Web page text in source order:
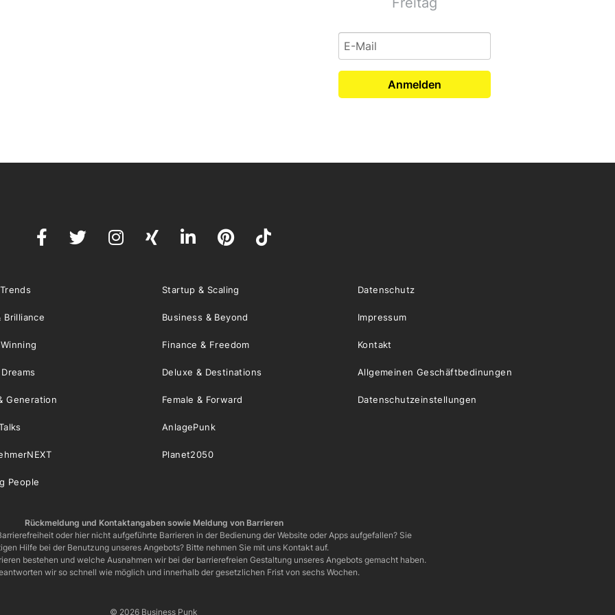
Anmelden
Startup & Scaling
Brilliance Business & Beyond
Finance & Freedom
Deluxe & Destinations
Generation Female & Forward
AnlagePunk
Planet2050
People
Datenschutz
Impressum
Kontakt
Allgemeinen Geschäftbedinungen
Datenschutzeinstellungen
Rückmeldung und Kontaktangaben sowie Meldung von Barrieren
oder hier nicht aufgeführte Barrieren in der Bedienung der Website oder Apps aufgefallen? Sie
Hilfe bei der Benutzung unseres Angebots? Bitte nehmen Sie mit uns Kontakt auf.
bestehen und welche Ausnahmen wir bei der barrierefreien Gestaltung unseres Angebots gemacht haben.
wir so schnell wie möglich und innerhalb der gesetzlichen Frist von sechs Wochen.
© 2026 Business Punk